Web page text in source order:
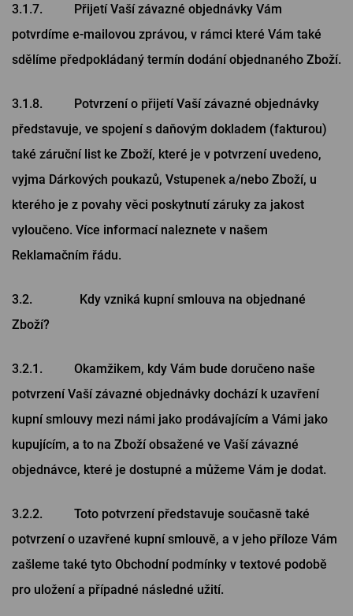
3.1.7. Přijetí Vaší závazné objednávky Vám
potvrdíme e-mailovou zprávou, v rámci které Vám také
sdělíme předpokládaný termín dodání objednaného Zboží.
3.1.8. Potvrzení o přijetí Vaší závazné objednávky
představuje, ve spojení s daňovým dokladem (fakturou)
také záruční list ke Zboží, které je v potvrzení uvedeno,
vyjma Dárkových poukazů, Vstupenek a/nebo Zboží, u
kterého je z povahy věci poskytnutí záruky za jakost
vyloučeno. Více informací naleznete v našem
Reklamačním řádu.
3.2. Kdy vzniká kupní smlouva na objednané
Zboží?
3.2.1. Okamžikem, kdy Vám bude doručeno naše
potvrzení Vaší závazné objednávky dochází k uzavření
kupní smlouvy mezi námi jako prodávajícím a Vámi jako
kupujícím, a to na Zboží obsažené ve Vaší závazné
objednávce, které je dostupné a můžeme Vám je dodat.
3.2.2. Toto potvrzení představuje současně také
potvrzení o uzavřené kupní smlouvě, a v jeho příloze Vám
zašleme také tyto Obchodní podmínky v textové podobě
pro uložení a případné následné užití.